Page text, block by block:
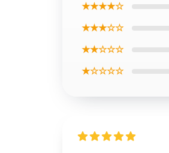
★★★★☆
★★★☆☆
★★☆☆☆
★☆☆☆☆